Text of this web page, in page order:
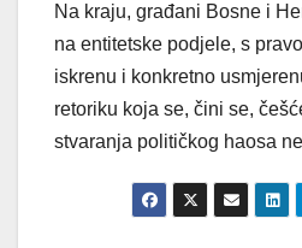
Na kraju, građani Bosne i
na entitetske podjele, s
iskrenu i konkretno
retoriku koja se, čini se,
stvaranja političkog haosa